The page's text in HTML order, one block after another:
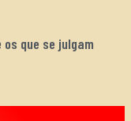
que se julgam